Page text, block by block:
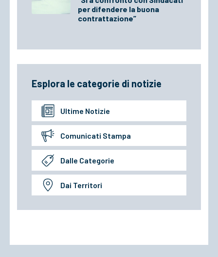
per difendere la buona
contrattazione”
Esplora le categorie di notizie
Ultime Notizie
Comunicati Stampa
Dalle Categorie
Dai Territori